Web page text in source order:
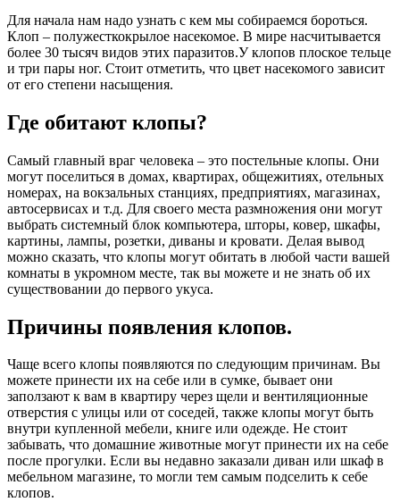
Для начала нам надо узнать с кем мы собираемся бороться.
Клоп – полужесткокрылое насекомое. В мире насчитывается
более 30 тысяч видов этих паразитов.У клопов плоское тельце
и три пары ног. Стоит отметить, что цвет насекомого зависит
от его степени насыщения.
Где обитают клопы?
Самый главный враг человека – это постельные клопы. Они
могут поселиться в домах, квартирах, общежитиях, отельных
номерах, на вокзальных станциях, предприятиях, магазинах,
автосервисах и т.д. Для своего места размножения они могут
выбрать системный блок компьютера, шторы, ковер, шкафы,
картины, лампы, розетки, диваны и кровати. Делая вывод
можно сказать, что клопы могут обитать в любой части вашей
комнаты в укромном месте, так вы можете и не знать об их
существовании до первого укуса.
Причины появления клопов.
Чаще всего клопы появляются по следующим причинам. Вы
можете принести их на себе или в сумке, бывает они
заползают к вам в квартиру через щели и вентиляционные
отверстия с улицы или от соседей, также клопы могут быть
внутри купленной мебели, книге или одежде. Не стоит
забывать, что домашние животные могут принести их на себе
после прогулки. Если вы недавно заказали диван или шкаф в
мебельном магазине, то могли тем самым подселить к себе
клопов.